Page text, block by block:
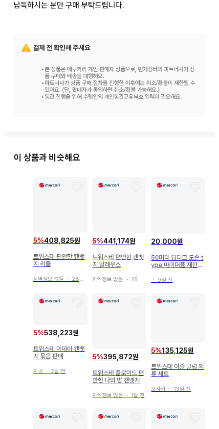
납득하시는 분만 구매 부탁드립니다.
결제 전 확인해 주세요
•본 상품은 메루카리 개인 판매자 상품으로, 번개장터의 파트너사가 상
품 구매와 배송을 대행해요.
•파트너사가 상품 구매 절차를 진행한 이후에는 취소/환불이 제한될 수
있어요. (단, 판매자가 동의하면 취소/환불 가능해요.)
•통관 진행을 위해 수령인의 개인통관고유부호 입력이 필요해요.
이 상품과 비슷해요
5%408,825원
트위스테 편안한 캔뱃
지 리들
지역정보 없음 ・ 28일 전
5%441,174원
트위스테 편안함 캔뱃
지 말레우스
지역정보 없음 ・ 25일 전
20,000원
50미리 딥디크 도손 t
ype 마이퍼퓸 재현향
・ 9일 전
5%538,223원
트위스테 이데아 캔뱃
지 묶음 판매
지바 ・ 2달 전
5%395,872원
트위스테 플로이드 편
안한 나의 방 캔뱃지
지역정보 없음 ・ 1달 전
5%135,125원
트위스테 아즐 클럽 의
류 세트
오사카 ・ 13일 전